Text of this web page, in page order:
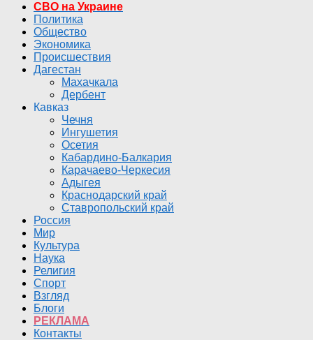
СВО на Украине
Политика
Общество
Экономика
Происшествия
Дагестан
Махачкала
Дербент
Кавказ
Чечня
Ингушетия
Осетия
Кабардино-Балкария
Карачаево-Черкесия
Адыгея
Краснодарский край
Ставропольский край
Россия
Мир
Культура
Наука
Религия
Спорт
Взгляд
Блоги
РЕКЛАМА
Контакты